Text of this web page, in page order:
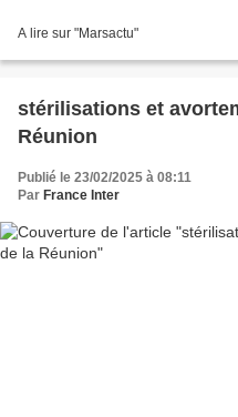
A lire sur "Marsactu"
stérilisations et
Réunion
Publié le 23/02/2025 à 08:11
Par France Inter